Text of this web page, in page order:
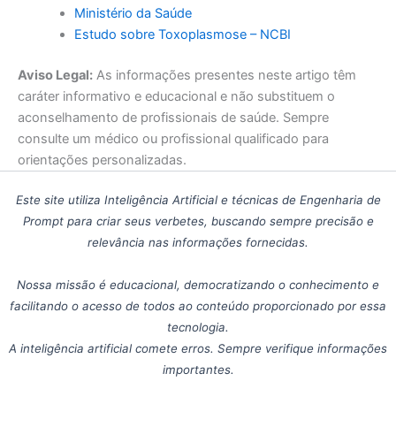
Ministério da Saúde
Estudo sobre Toxoplasmose – NCBI
Aviso Legal: As informações presentes neste artigo têm
caráter informativo e educacional e não substituem o
aconselhamento de profissionais de saúde. Sempre
consulte um médico ou profissional qualificado para
orientações personalizadas.
Este site utiliza Inteligência Artificial e técnicas de Engenharia de
Prompt para criar seus verbetes, buscando sempre precisão e
relevância nas informações fornecidas.
Nossa missão é educacional, democratizando o conhecimento e
facilitando o acesso de todos ao conteúdo proporcionado por essa
tecnologia.
A inteligência artificial comete erros. Sempre verifique informações
importantes.